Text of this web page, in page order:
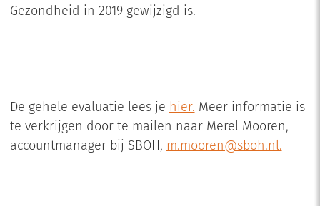
Gezondheid in 2019 gewijzigd is.
De gehele evaluatie lees je hier. Meer informatie is
te verkrijgen door te mailen naar Merel Mooren,
accountmanager bij SBOH, m.mooren@sboh.nl.